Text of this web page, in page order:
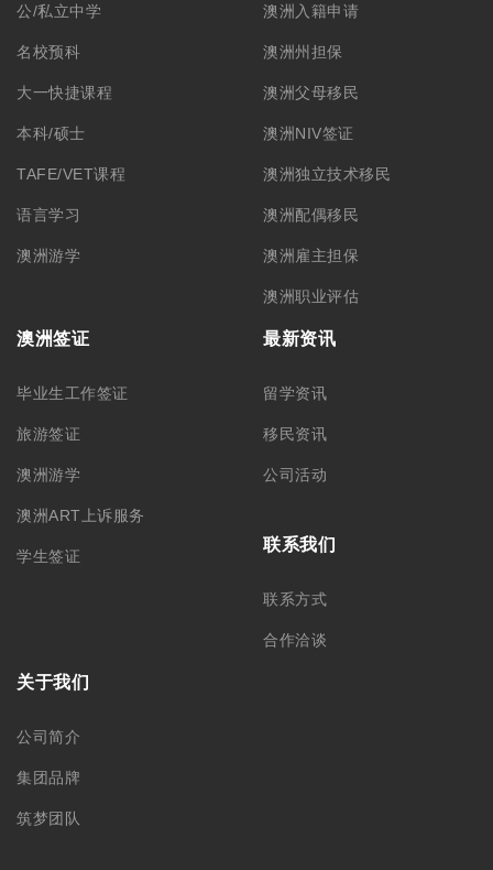
公/私立中学
名校预科
大一快捷课程
本科/硕士
TAFE/VET课程
语言学习
澳洲游学
澳洲入籍申请
澳洲州担保
澳洲父母移民
澳洲NIV签证
澳洲独立技术移民
澳洲配偶移民
澳洲雇主担保
澳洲职业评估
澳洲签证
毕业生工作签证
旅游签证
澳洲游学
澳洲ART上诉服务
学生签证
最新资讯
留学资讯
移民资讯
公司活动
联系我们
联系方式
合作洽谈
关于我们
公司简介
集团品牌
筑梦团队